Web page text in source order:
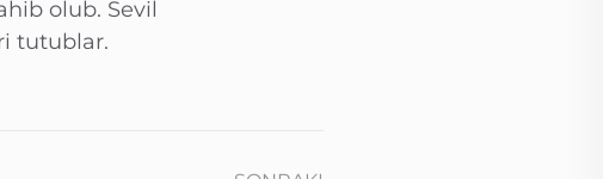
olub. Sevil
tutublar.